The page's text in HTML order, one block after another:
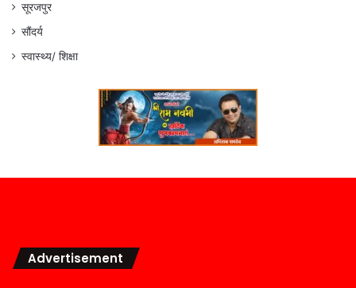
सूरजपुर
सौंदर्य
स्वास्थ्य/ शिक्षा
Advertisement